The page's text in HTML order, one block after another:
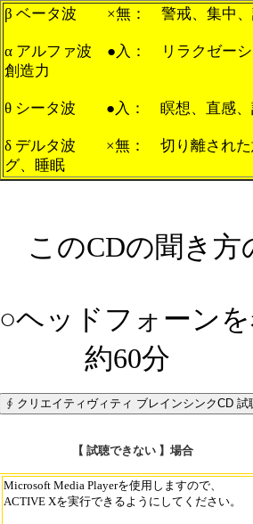
β ベータ波 ×無： 警戒、集中、
α アルファ波 ●入： リラクゼーシ
創造力
θ シータ波 ●入： 瞑想、直感、
δ デルタ波 ×無： 切り離された
グ、睡眠
このCDの聞き方
○ヘッドフォーン
約60分
【 試聴できない 】場合
Microsoft Media Playerを使用しますので、
ACTIVE Xを実行できるようにしてください。